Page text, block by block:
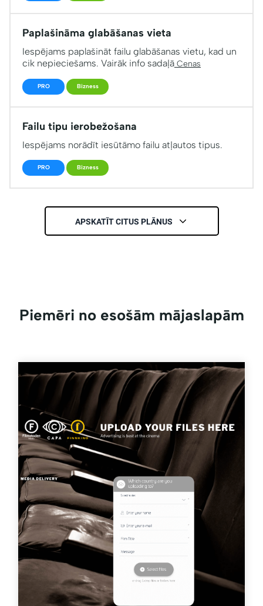
Paplašināma glabāšanas vieta
Iespējams paplašināt failu glabāšanas vietu, kad un
cik nepieciešams. Vairāk info sadaļā Cenas
PRO Bizness
Failu tipu ierobežošana
Iespējams norādīt iesūtāmo failu atļautos tipus.
PRO Bizness
APSKATĪT CITUS PLĀNUS
Piemēri no esošām mājaslapām